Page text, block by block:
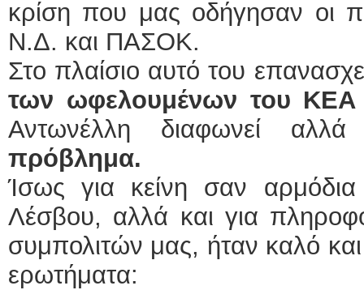
κρίση που μας οδήγησαν οι
Ν.Δ. και ΠΑΣΟΚ.
Στο πλαίσιο αυτό του
των ωφελουμένων του ΚΕΑ
Αντωνέλλη διαφωνεί
πρόβλημα.
Ίσως για κείνη σαν
Λέσβου, αλλά και για
συμπολιτών μας, ήταν καλό
ερωτήματα: